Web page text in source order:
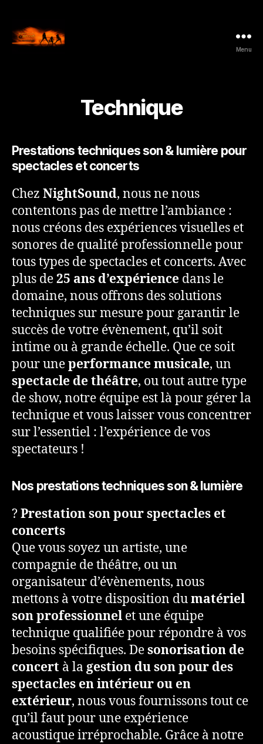
Menu
Technique
Prestations techniques son & lumière pour
spectacles et concerts
Chez NightSound, nous ne nous
contentons pas de mettre l’ambiance :
nous créons des expériences visuelles et
sonores de qualité professionnelle pour
tous types de spectacles et concerts. Avec
plus de25 ans d’expérience dans le
domaine, nous offrons des solutions
techniques sur mesure pour garantir le
succès de votre évènement, qu’il soit
intime ou à grande échelle. Que ce soit
pour uneperformance musicale, un
spectacle de théâtre, ou tout autre type
de show, notre équipe est là pour gérer la
technique et vous laisser vous concentrer
sur l’essentiel : l’expérience de vos
spectateurs !
Nos prestations techniques son & lumière
?Prestation son pour spectacles et
concerts
Que vous soyez un artiste, une
compagnie de théâtre, ou un
organisateur d’évènements, nous
mettons à votre disposition dumatériel
son professionnel et une équipe
technique qualifiée pour répondre à vos
besoins spécifiques. Desonorisation de
concert à la gestion du son pour des
spectacles en intérieur ou en
extérieur, nous vous fournissons tout ce
qu’il faut pour une expérience
acoustique irréprochable. Grâce à notre